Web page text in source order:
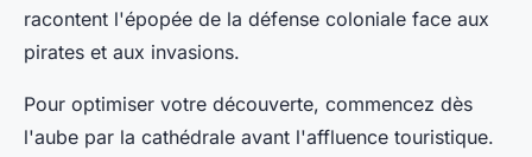
racontent l'épopée de la défense coloniale face aux
pirates et aux invasions.
Pour optimiser votre découverte, commencez dès
l'aube par la cathédrale avant l'affluence touristique.